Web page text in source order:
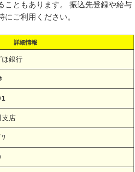
こともあります。 振込先登録や給与
ご利用ください。
詳細情報
ほ銀行
支店
ﾜ